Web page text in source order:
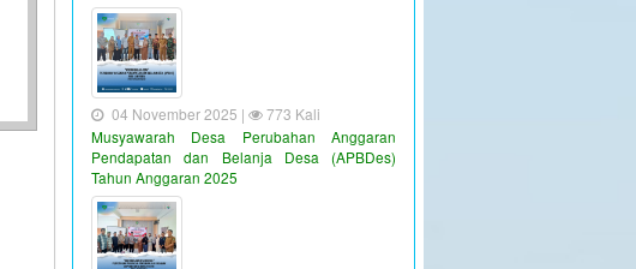
04 November 2025 |
773 Kali
Musyawarah Desa Perubahan Anggaran
Pendapatan dan Belanja Desa (APBDes)
Tahun Anggaran 2025